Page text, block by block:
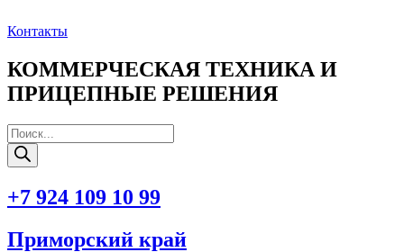
к
Контакты
КОММЕРЧЕСКАЯ ТЕХНИКА И
ПРИЦЕПНЫЕ РЕШЕНИЯ
Поиск
товаров
+7 924 109 10 99
Приморский край